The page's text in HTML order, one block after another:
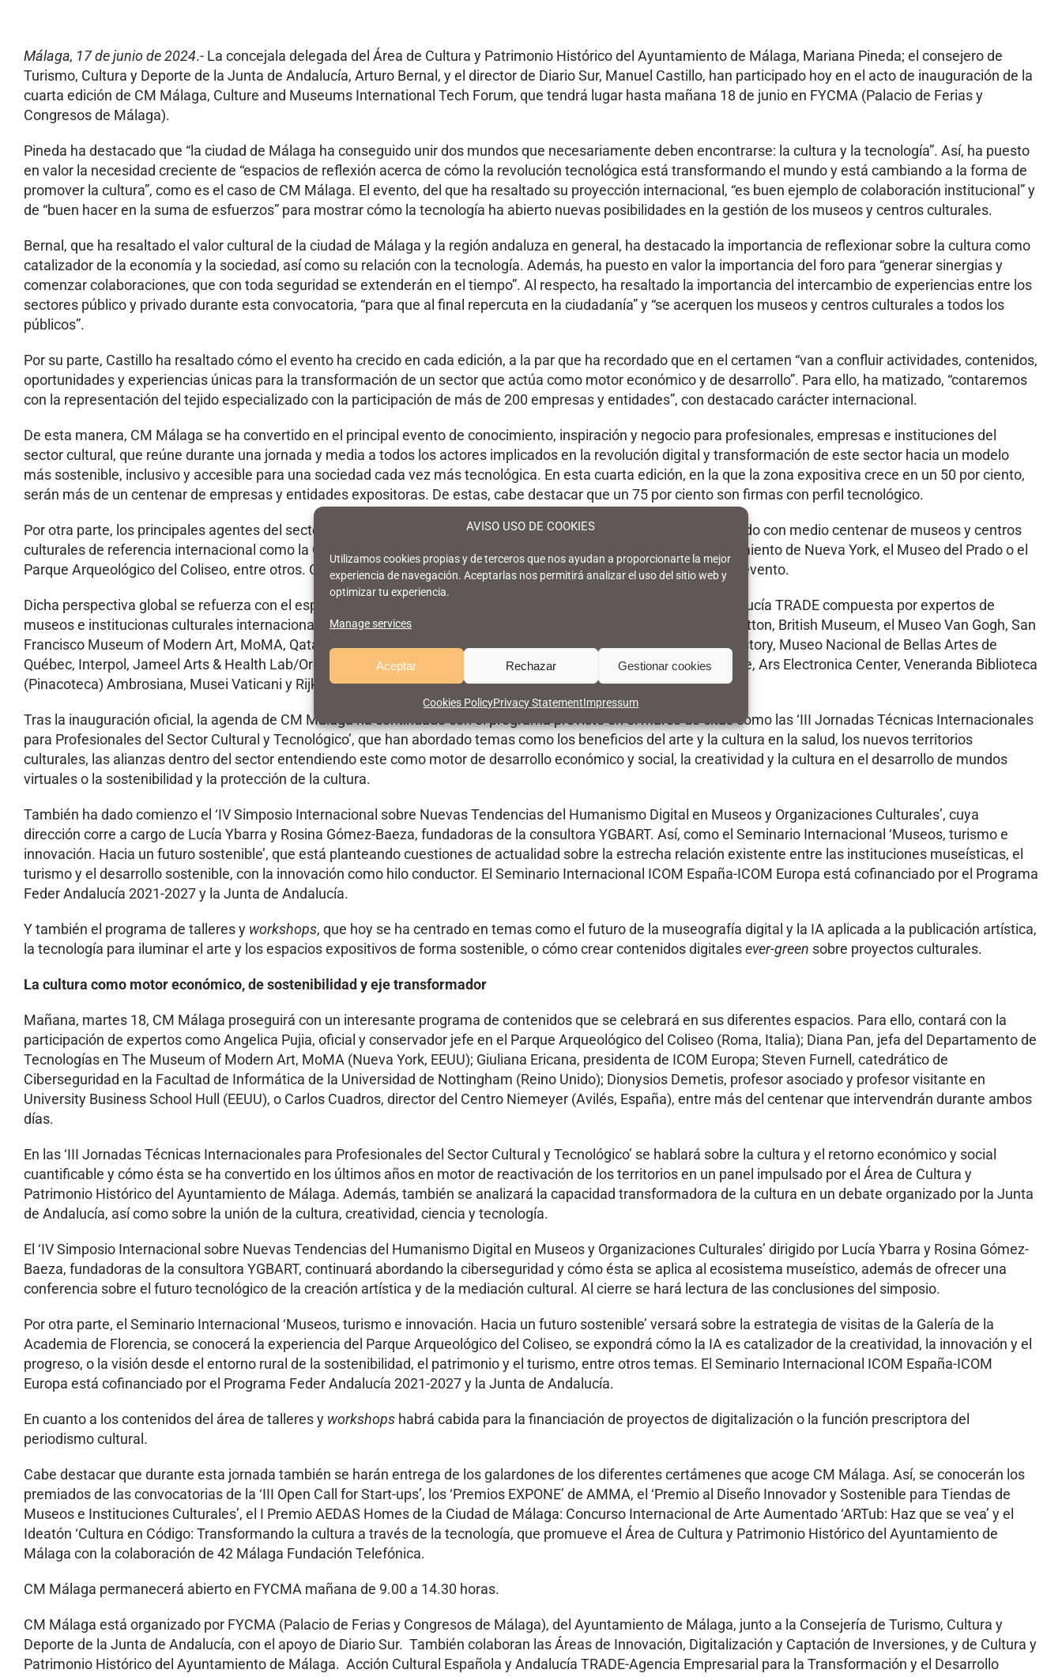
AVISO USO DE COOKIES
Utilizamos cookies propias y de terceros que nos ayudan a proporcionarte la mejor
experiencia de navegación. Aceptarlas nos permitirá analizar el uso del sitio web y
optimizar tu experiencia.
Manage services
Aceptar Rechazar Gestionar cookies
Cookies PolicyPrivacy StatementImpressum
Málaga, 17 de junio de 2024.- La concejala delegada del Área de Cultura y Patrimonio Histórico del Ayuntamiento de Málaga, Mariana Pineda; el consejero de
Turismo, Cultura y Deporte de la Junta de Andalucía, Arturo Bernal, y el director de Diario Sur, Manuel Castillo, han participado hoy en el acto de inauguración de la
cuarta edición de CM Málaga, Culture and Museums International Tech Forum, que tendrá lugar hasta mañana 18 de junio en FYCMA (Palacio de Ferias y
Congresos de Málaga).
Pineda ha destacado que “la ciudad de Málaga ha conseguido unir dos mundos que necesariamente deben encontrarse: la cultura y la tecnología”. Así, ha puesto
en valor la necesidad creciente de “espacios de reflexión acerca de cómo la revolución tecnológica está transformando el mundo y está cambiando a la forma de
promover la cultura”, como es el caso de CM Málaga. El evento, del que ha resaltado su proyección internacional, “es buen ejemplo de colaboración institucional” y
de “buen hacer en la suma de esfuerzos” para mostrar cómo la tecnología ha abierto nuevas posibilidades en la gestión de los museos y centros culturales.
Bernal, que ha resaltado el valor cultural de la ciudad de Málaga y la región andaluza en general, ha destacado la importancia de reflexionar sobre la cultura como
catalizador de la economía y la sociedad, así como su relación con la tecnología. Además, ha puesto en valor la importancia del foro para “generar sinergias y
comenzar colaboraciones, que con toda seguridad se extenderán en el tiempo”. Al respecto, ha resaltado la importancia del intercambio de experiencias entre los
sectores público y privado durante esta convocatoria, “para que al final repercuta en la ciudadanía” y “se acerquen los museos y centros culturales a todos los
públicos”.
Por su parte, Castillo ha resaltado cómo el evento ha crecido en cada edición, a la par que ha recordado que en el certamen “van a confluir actividades, contenidos,
oportunidades y experiencias únicas para la transformación de un sector que actúa como motor económico y de desarrollo”. Para ello, ha matizado, “contaremos
con la representación del tejido especializado con la participación de más de 200 empresas y entidades”, con destacado carácter internacional.
De esta manera, CM Málaga se ha convertido en el principal evento de conocimiento, inspiración y negocio para profesionales, empresas e instituciones del
sector cultural, que reúne durante una jornada y media a todos los actores implicados en la revolución digital y transformación de este sector hacia un modelo
más sostenible, inclusivo y accesible para una sociedad cada vez más tecnológica. En esta cuarta edición, en la que la zona expositiva crece en un 50 por ciento,
serán más de un centenar de empresas y entidades expositoras. De estas, cabe destacar que un 75 por ciento son firmas con perfil tecnológico.
Por otra parte, los principales agentes del sector participan en CM Málaga en diferentes áreas de contenido, contando con medio centenar de museos y centros
culturales de referencia internacional como la Galería de la Academia de Florencia, el Museo de la Imagen en Movimiento de Nueva York, el Museo del Prado o el
Parque Arqueológico del Coliseo, entre otros. Cabe mencionar que un total de 16 países están representados en el evento.
Dicha perspectiva global se refuerza con el espacio de trabajo para la delegación internacional promovida por Andalucía TRADE compuesta por expertos de
museos e institucionas culturales internacionales como el Museo del Louvre, Museo d’Orsay, la Fundación Louis Vuitton, British Museum, el Museo Van Gogh, San
Francisco Museum of Modern Art, MoMA, Qatar Museums – Qatar Auto Museum, American Museum of Natural History, Museo Nacional de Bellas Artes de
Québec, Interpol, Jameel Arts & Health Lab/Organización Mundial de la Salud, Club Innovation & Culture CLIC France, Ars Electronica Center, Veneranda Biblioteca
(Pinacoteca) Ambrosiana, Musei Vaticani y Rijksmuseum Museum.
Tras la inauguración oficial, la agenda de CM Málaga ha continuado con el programa previsto en el marco de citas como las ‘III Jornadas Técnicas Internacionales
para Profesionales del Sector Cultural y Tecnológico’, que han abordado temas como los beneficios del arte y la cultura en la salud, los nuevos territorios
culturales, las alianzas dentro del sector entendiendo este como motor de desarrollo económico y social, la creatividad y la cultura en el desarrollo de mundos
virtuales o la sostenibilidad y la protección de la cultura.
También ha dado comienzo el ‘IV Simposio Internacional sobre Nuevas Tendencias del Humanismo Digital en Museos y Organizaciones Culturales’, cuya
dirección corre a cargo de Lucía Ybarra y Rosina Gómez-Baeza, fundadoras de la consultora YGBART. Así, como el Seminario Internacional ‘Museos, turismo e
innovación. Hacia un futuro sostenible’, que está planteando cuestiones de actualidad sobre la estrecha relación existente entre las instituciones museísticas, el
turismo y el desarrollo sostenible, con la innovación como hilo conductor. El Seminario Internacional ICOM España-ICOM Europa está cofinanciado por el Programa
Feder Andalucía 2021-2027 y la Junta de Andalucía.
Y también el programa de talleres y workshops, que hoy se ha centrado en temas como el futuro de la museografía digital y la IA aplicada a la publicación artística,
la tecnología para iluminar el arte y los espacios expositivos de forma sostenible, o cómo crear contenidos digitalesever-green sobre proyectos culturales.
La cultura como motor económico, de sostenibilidad y eje transformador
Mañana, martes 18, CM Málaga proseguirá con un interesante programa de contenidos que se celebrará en sus diferentes espacios. Para ello, contará con la
participación de expertos como Angelica Pujia, oficial y conservador jefe en el Parque Arqueológico del Coliseo (Roma, Italia); Diana Pan, jefa del Departamento de
Tecnologías en The Museum of Modern Art, MoMA (Nueva York, EEUU); Giuliana Ericana, presidenta de ICOM Europa; Steven Furnell, catedrático de
Ciberseguridad en la Facultad de Informática de la Universidad de Nottingham (Reino Unido); Dionysios Demetis, profesor asociado y profesor visitante en
University Business School Hull (EEUU), o Carlos Cuadros, director del Centro Niemeyer (Avilés, España), entre más del centenar que intervendrán durante ambos
días.
En las ‘III Jornadas Técnicas Internacionales para Profesionales del Sector Cultural y Tecnológico’ se hablará sobre la cultura y el retorno económico y social
cuantificable y cómo ésta se ha convertido en los últimos años en motor de reactivación de los territorios en un panel impulsado por el Área de Cultura y
Patrimonio Histórico del Ayuntamiento de Málaga. Además, también se analizará la capacidad transformadora de la cultura en un debate organizado por la Junta
de Andalucía, así como sobre la unión de la cultura, creatividad, ciencia y tecnología.
El ‘IV Simposio Internacional sobre Nuevas Tendencias del Humanismo Digital en Museos y Organizaciones Culturales’ dirigido por Lucía Ybarra y Rosina Gómez-
Baeza, fundadoras de la consultora YGBART, continuará abordando la ciberseguridad y cómo ésta se aplica al ecosistema museístico, además de ofrecer una
conferencia sobre el futuro tecnológico de la creación artística y de la mediación cultural. Al cierre se hará lectura de las conclusiones del simposio.
Por otra parte, el Seminario Internacional ‘Museos, turismo e innovación. Hacia un futuro sostenible’ versará sobre la estrategia de visitas de la Galería de la
Academia de Florencia, se conocerá la experiencia del Parque Arqueológico del Coliseo, se expondrá cómo la IA es catalizador de la creatividad, la innovación y el
progreso, o la visión desde el entorno rural de la sostenibilidad, el patrimonio y el turismo, entre otros temas. El Seminario Internacional ICOM España-ICOM
Europa está cofinanciado por el Programa Feder Andalucía 2021-2027 y la Junta de Andalucía.
En cuanto a los contenidos del área de talleres y workshops habrá cabida para la financiación de proyectos de digitalización o la función prescriptora del
periodismo cultural.
Cabe destacar que durante esta jornada también se harán entrega de los galardones de los diferentes certámenes que acoge CM Málaga. Así, se conocerán los
premiados de las convocatorias de la ‘III Open Call for Start-ups’, los ‘Premios EXPONE’ de AMMA, el ‘Premio al Diseño Innovador y Sostenible para Tiendas de
Museos e Instituciones Culturales’, el I Premio AEDAS Homes de la Ciudad de Málaga: Concurso Internacional de Arte Aumentado ‘ARTub: Haz que se vea’ y el
Ideatón ‘Cultura en Código: Transformando la cultura a través de la tecnología, que promueve el Área de Cultura y Patrimonio Histórico del Ayuntamiento de
Málaga con la colaboración de 42 Málaga Fundación Telefónica.
CM Málaga permanecerá abierto en FYCMA mañana de 9.00 a 14.30 horas.
CM Málaga está organizado por FYCMA (Palacio de Ferias y Congresos de Málaga), del Ayuntamiento de Málaga, junto a la Consejería de Turismo, Cultura y
Deporte de la Junta de Andalucía, con el apoyo de Diario Sur. También colaboran las Áreas de Innovación, Digitalización y Captación de Inversiones, y de Cultura y
Patrimonio Histórico del Ayuntamiento de Málaga. Acción Cultural Española y Andalucía TRADE-Agencia Empresarial para la Transformación y el Desarrollo